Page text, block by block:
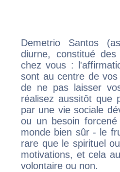
Demetrio Santos
diurne, constitué
chez vous :
sont au centre de
de ne pas laisser
réalisez aussitôt que
par une vie sociale
ou un besoin
monde bien sûr - le
rare que le spirituel
motivations, et cela
volontaire ou non.